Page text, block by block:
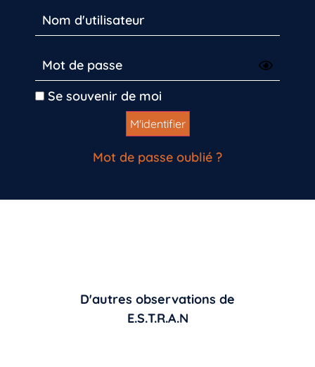
Se souvenir de moi
Mot de passe oublié ?
D'autres observations de
E.S.T.R.A.N